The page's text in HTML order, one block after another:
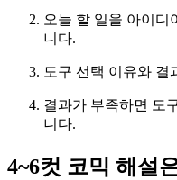
오늘 할 일을 아이디
니다.
도구 선택 이유와 결
결과가 부족하면 도
니다.
4~6컷 코믹 해설